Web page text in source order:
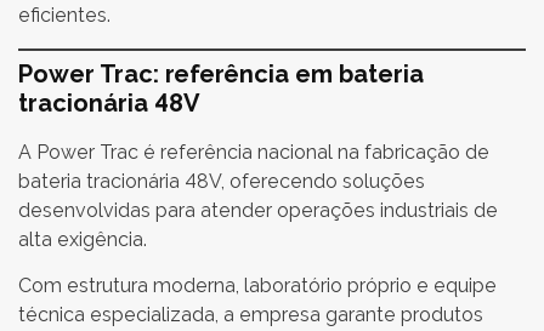
eficientes.
Power Trac: referência em bateria
tracionária 48V
A Power Trac é referência nacional na fabricação de
bateria tracionária 48V, oferecendo soluções
desenvolvidas para atender operações industriais de
alta exigência.
Com estrutura moderna, laboratório próprio e equipe
técnica especializada, a empresa garante produtos